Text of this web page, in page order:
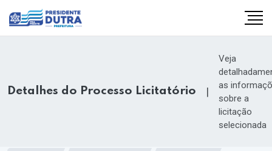
Detalhes do Processo Licitatório |
Veja
as
sobre a
licitação
selecionada